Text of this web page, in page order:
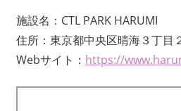
施設名：CTL PARK HARUMI
住所：東京都中央区晴海３丁目
Webサイト： https://